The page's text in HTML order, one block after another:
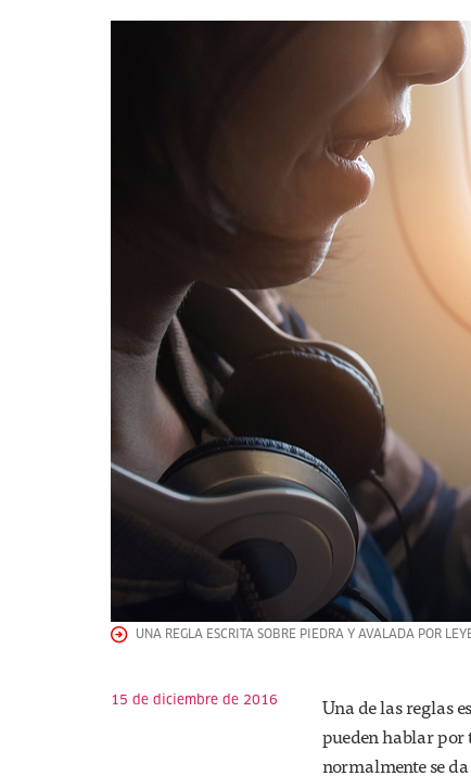
UNA REGLA ESCRITA SOBRE PIEDRA Y AVALADA POR
15 de diciembre de 2016
Una de las reglas
pueden hablar
normalmente se